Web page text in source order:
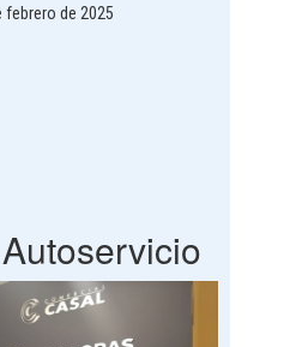
febrero de 2025